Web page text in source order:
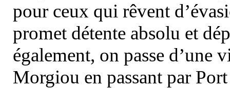
pour ceux qui rêvent
promet détente absolu et
également, on passe d’une
Morgiou en passant par